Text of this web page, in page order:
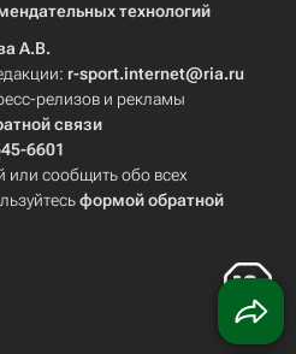
технологий
А.В.
r-sport.internet@ria.ru
релизов и рекламы
связи
6601
или сообщить обо всех
формой обратной